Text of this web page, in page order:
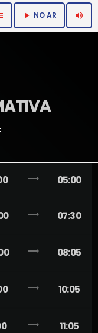
play_arrow NO AR volume_up
trending_flat 05:00
trending_flat 07:30
trending_flat 08:05
trending_flat 10:05
trending_flat 11:05